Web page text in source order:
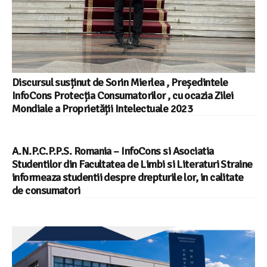
Discursul susținut de Sorin Mierlea , Președintele
InfoCons Protecția Consumatorilor , cu ocazia Zilei
Mondiale a Proprietății Intelectuale 2023
A.N.P.C.P.P.S. Romania – InfoCons si Asociatia
Studentilor din Facultatea de Limbi si Literaturi Straine
informeaza studentii despre drepturile lor, in calitate
de consumatori